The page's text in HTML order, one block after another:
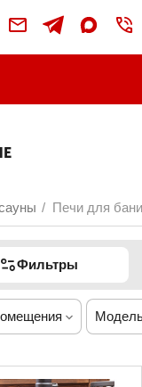
/ Печи для
Фильтры